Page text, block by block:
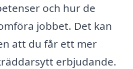
och hur de
jobbet. Det kan
att du får ett mer
erbjudande.